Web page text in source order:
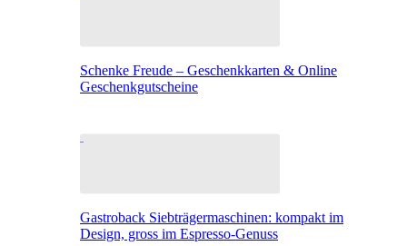
Schenke Freude – Geschenkkarten & Online
Geschenkgutscheine
Gastroback Siebträgermaschinen: kompakt im
Design, gross im Espresso-Genuss